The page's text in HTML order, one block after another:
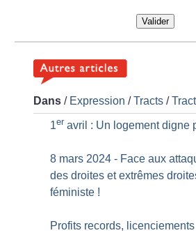
Valider
Dans / Expression /Tracts /
1er avril : Un logement digne
8 mars 2024 - Face aux
des droites et extrêmes
féministe !
Profits records,